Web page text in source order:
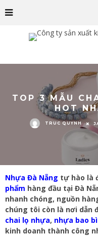
TOP 3 MẪU
HOT
TRUC QUYNH
Nhựa Đà Nẵng tự hào là
phẩm hàng đầu tại Đà
nhanh chóng, nguồn
chúng tôi còn là nơi dẫn
chai lọ nhựa, nhựa bao bì
kinh doanh thành công